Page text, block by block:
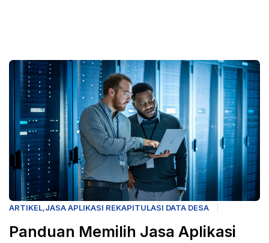
ARTIKEL,JASA APLIKASI REKAPITULASI DATA DESA
Panduan Memilih Jasa Aplikasi